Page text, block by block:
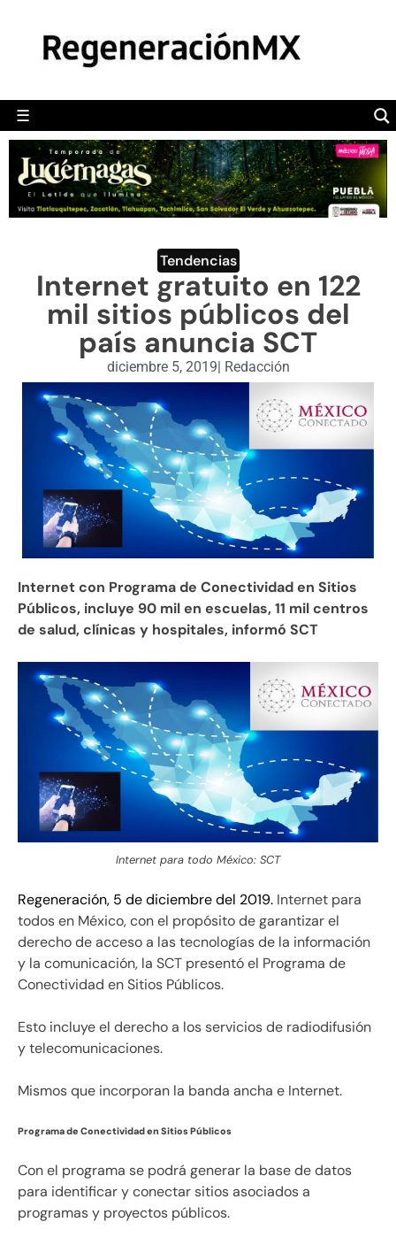
☰
POLÍTICA
CAMALEÓN
OPINIÓN
DEPORTES
ENGLISH SECTION
VIDEOS
Tendencias
Internet gratuito en 122
mil sitios públicos del
país anuncia SCT
diciembre 5, 2019| Redacción
Internet con Programa de Conectividad en Sitios
Públicos, incluye 90 mil en escuelas, 11 mil centros
de salud, clínicas y hospitales, informó SCT
Internet para todo México: SCT
Regeneración, 5 de diciembre del 2019. Internet para
todos en México, con el propósito de garantizar el
derecho de acceso a las tecnologías de la información
y la comunicación, la SCT presentó el Programa de
Conectividad en Sitios Públicos.
Esto incluye el derecho a los servicios de radiodifusión
y telecomunicaciones.
Mismos que incorporan la banda ancha e Internet.
Programa de Conectividad en Sitios Públicos
Con el programa se podrá generar la base de datos
para identificar y conectar sitios asociados a
programas y proyectos públicos.